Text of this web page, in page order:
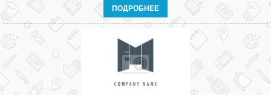
ПОДРОБНЕЕ